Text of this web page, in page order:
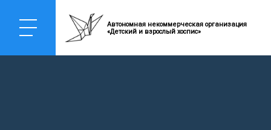
Автономная некоммерческая организация
«Детский и взрослый хоспис»